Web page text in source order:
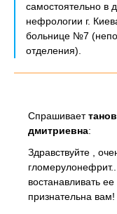
самостоятельно в
нефрологии г.
больнице №7
отделения).
Спрашивает
дмитриевна:
Здравствуйте ,
востанавливать
признательна вам!